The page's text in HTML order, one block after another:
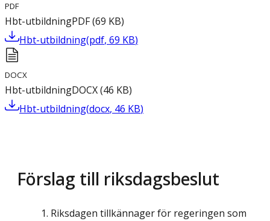
PDF
Hbt-utbildningPDF(69 KB)
Hbt-utbildning(pdf, 69 KB)
DOCX
Hbt-utbildningDOCX(46 KB)
Hbt-utbildning(docx, 46 KB)
Förslag till riksdagsbeslut
Riksdagen tillkännager för regeringen som